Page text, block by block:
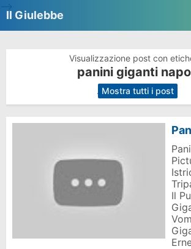
Il Giulebbe
Visualizzazione post con
panini giganti
. Mostra tutti i post
Il